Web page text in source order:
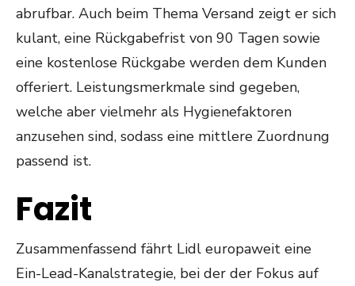
abrufbar. Auch beim Thema Versand zeigt er sich
kulant, eine Rückgabefrist von 90 Tagen sowie
eine kostenlose Rückgabe werden dem Kunden
offeriert. Leistungsmerkmale sind gegeben,
welche aber vielmehr als Hygienefaktoren
anzusehen sind, sodass eine mittlere Zuordnung
passend ist.
Fazit
Zusammenfassend fährt Lidl europaweit eine
Ein-Lead-Kanalstrategie, bei der der Fokus auf